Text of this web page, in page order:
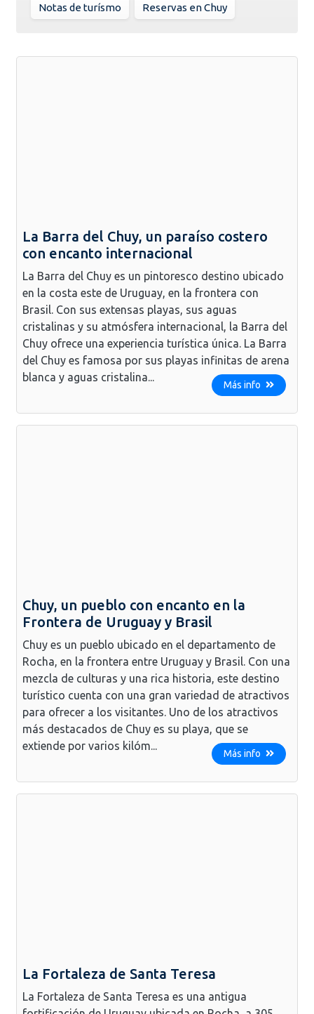
Notas de turísmo Reservas en Chuy
La Barra del Chuy, un paraíso costero
con encanto internacional
La Barra del Chuy es un pintoresco destino ubicado
en la costa este de Uruguay, en la frontera con
Brasil. Con sus extensas playas, sus aguas
cristalinas y su atmósfera internacional, la Barra del
Chuy ofrece una experiencia turística única. La Barra
del Chuy es famosa por sus playas infinitas de arena
blanca y aguas cristalina...
Más info
Chuy, un pueblo con encanto en la
Frontera de Uruguay y Brasil
Chuy es un pueblo ubicado en el departamento de
Rocha, en la frontera entre Uruguay y Brasil. Con una
mezcla de culturas y una rica historia, este destino
turístico cuenta con una gran variedad de atractivos
para ofrecer a los visitantes. Uno de los atractivos
más destacados de Chuy es su playa, que se
extiende por varios kilóm...
Más info
La Fortaleza de Santa Teresa
La Fortaleza de Santa Teresa es una antigua